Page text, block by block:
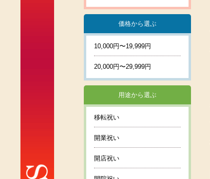
価格から選ぶ
10,000円〜19,999円
20,000円〜29,999円
用途から選ぶ
移転祝い
開業祝い
開店祝い